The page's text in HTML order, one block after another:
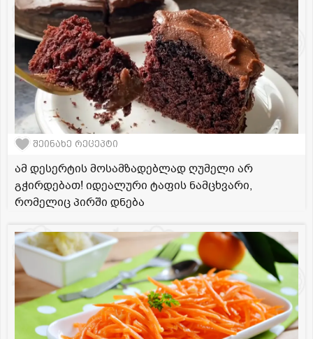
შეინახე რეცეპტი
ამ დესერტის მოსამზადებლად ღუმელი არ
გჭირდებათ! იდეალური ტაფის ნამცხვარი,
რომელიც პირში დნება